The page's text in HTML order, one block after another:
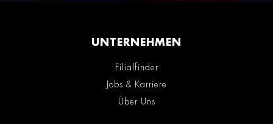
UNTERNEHMEN
Filialfinder
Jobs & Karriere
Über Uns